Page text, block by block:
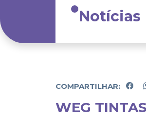
Notícias
COMPARTILHAR:
WEG TINTAS